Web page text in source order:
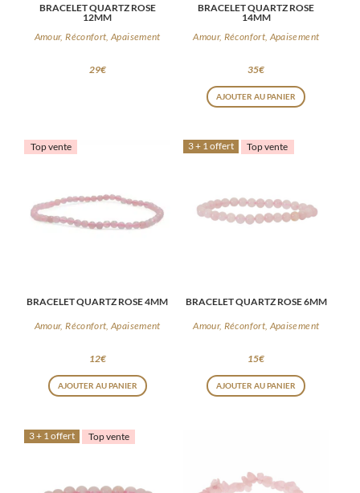
BRACELET QUARTZ ROSE
12MM
Amour, Réconfort, Apaisement
29€
BRACELET QUARTZ ROSE
14MM
Amour, Réconfort, Apaisement
35€
AJOUTER AU PANIER
Top vente
BRACELET QUARTZ ROSE 4MM
Amour, Réconfort, Apaisement
12€
AJOUTER AU PANIER
3 + 1 offert Top vente
BRACELET QUARTZ ROSE 6MM
Amour, Réconfort, Apaisement
15€
AJOUTER AU PANIER
3 + 1 offert Top vente